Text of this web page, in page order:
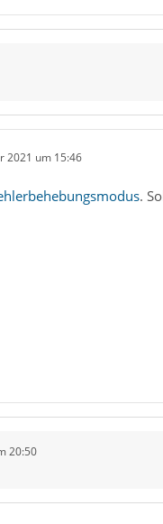
2021 um 15:46
.
20:50